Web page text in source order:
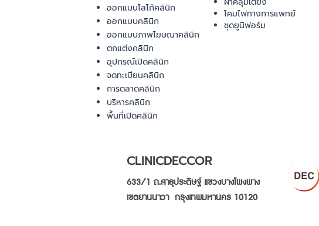
ออกแบบโลโก้คลินิก
ออกแบบคลินิก
ออกแบบภาพโฆษณาคลินิก
ตกแต่งคลินิก
อุปกรณ์เปิดคลินิก
จดทะเบียนคลินิก
การตลาดคลินิก
บริหารคลินิก
พื้นที่เปิดคลินิก
โคมไฟทางการแพทย์
ชุดยูนิฟอร์ม
CLINICDECCOR
633/1 ถ.สาธุประดิษฐ์ แขวงบางโพงพาง
เขตยานนาวา กรุงเทพมหานคร 10120